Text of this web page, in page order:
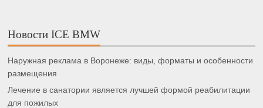
Новости ICE BMW
Наружная реклама в Воронеже: виды, форматы и особенности
размещения
Лечение в санатории является лучшей формой реабилитации
для пожилых